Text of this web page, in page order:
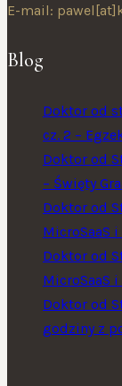
E-mail:
Blog
Doktor od
cz. 2 –
Doktor od
– Święty
Doktor od
MicroSaaS
Doktor od
MicroSaaS
Doktor od
godziny z